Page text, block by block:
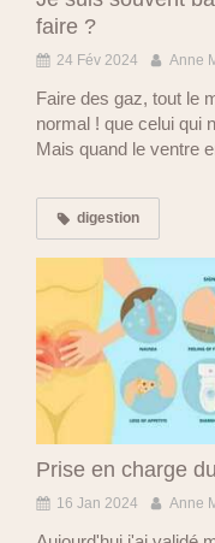
faire ?
24 Fév 2024 Anne
Faire des gaz, tout le
normal ! que celui qui
Mais quand le ventre
digestion
Prise en charge
16 Jan 2024 Anne